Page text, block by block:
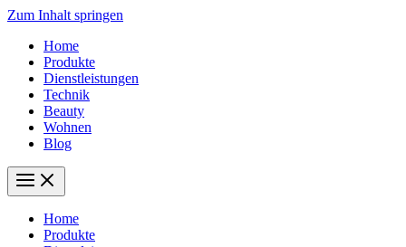
Zum Inhalt springen
Home
Produkte
Dienstleistungen
Technik
Beauty
Wohnen
Blog
Home
Produkte